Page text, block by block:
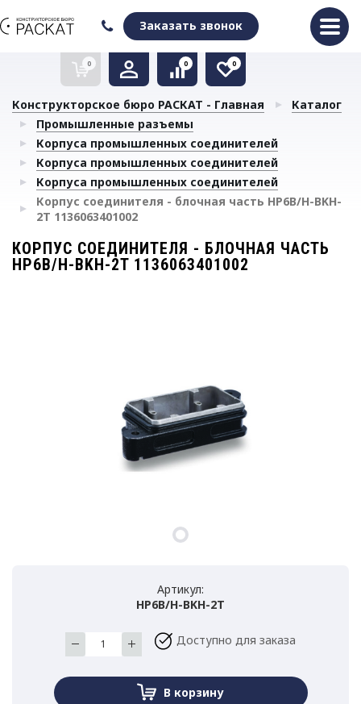
Заказать звонок
0
Очистить список сравнения
0
Очистить избранное
0
Конструкторское бюро РАСКАТ - Главная
Каталог
Промышленные разъемы
Корпуса промышленных соединителей
Корпуса промышленных соединителей
Корпуса промышленных соединителей
Корпус соединителя - блочная часть HP6B/H-BKH-
2T 1136063401002
КОРПУС СОЕДИНИТЕЛЯ - БЛОЧНАЯ ЧАСТЬ
HP6B/H-BKH-2T 1136063401002
Артикул:
HP6B/H-BKH-2T
Доступно для заказа